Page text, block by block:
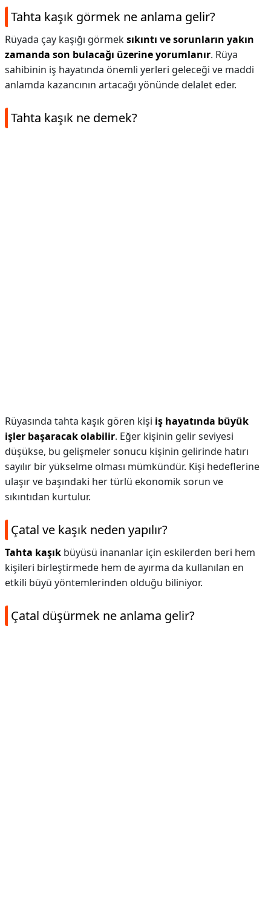
Tahta kaşık görmek ne anlama gelir?
Rüyada çay kaşığı görmeksıkıntı ve sorunların yakın
zamanda son bulacağı üzerine yorumlanır. Rüya
sahibinin iş hayatında önemli yerleri geleceği ve maddi
anlamda kazancının artacağı yönünde delalet eder.
Tahta kaşık ne demek?
Rüyasında tahta kaşık gören kişi iş hayatında büyük
işler başaracak olabilir. Eğer kişinin gelir seviyesi
düşükse, bu gelişmeler sonucu kişinin gelirinde hatırı
sayılır bir yükselme olması mümkündür. Kişi hedeflerine
ulaşır ve başındaki her türlü ekonomik sorun ve
sıkıntıdan kurtulur.
Çatal ve kaşık neden yapılır?
Tahta kaşık büyüsü inananlar için eskilerden beri hem
kişileri birleştirmede hem de ayırma da kullanılan en
etkili büyü yöntemlerinden olduğu biliniyor.
Çatal düşürmek ne anlama gelir?